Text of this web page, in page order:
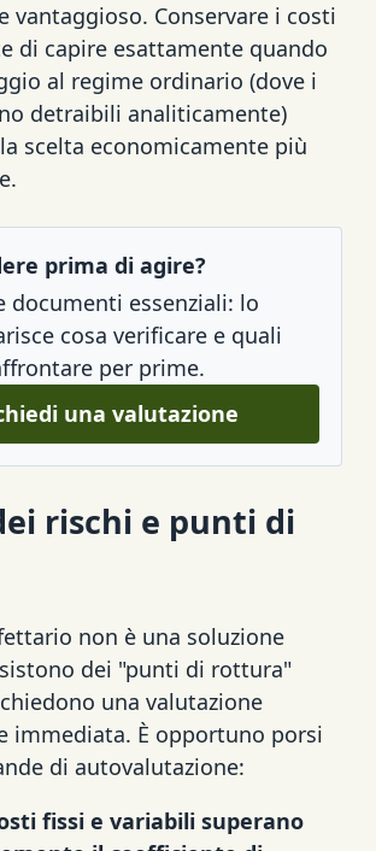
vantaggioso. Conservare i costi
di capire esattamente quando
al regime ordinario (dove i
detraibili analiticamente)
scelta economicamente più
prima di agire?
documenti essenziali: lo
cosa verificare e quali
per prime.
una valutazione
rischi e punti di
non è una soluzione
dei "punti di rottura"
una valutazione
immediata. È opportuno porsi
di autovalutazione:
fissi e variabili superano